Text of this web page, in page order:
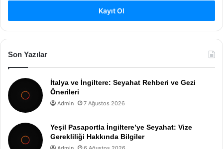
Kayıt Ol
Son Yazılar
İtalya ve İngiltere: Seyahat Rehberi ve Gezi
Önerileri
Admin 7 Ağustos 2026
Yeşil Pasaportla İngiltere’ye Seyahat: Vize
Gerekliliği Hakkında Bilgiler